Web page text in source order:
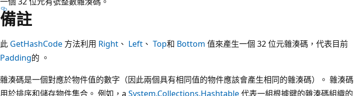
備註
此 GetHashCode 方法利用 Right 、 Left 、 Top和 Bottom 值來產生一個 32 位元雜湊碼，代表目前
Padding的 。
雜湊碼是一個對應於物件值的數字（因此兩個具有相同值的物件應該會產生相同的雜湊碼）。 雜湊碼
用於排序和儲存物件集合。 例如，a System.Collections.Hashtable代表一組根據鍵的雜湊碼組織的